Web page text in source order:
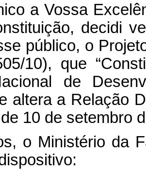
a Vossa
decidi
público, o
10), que
de
altera a Relação
10 de setembro
o Ministério da